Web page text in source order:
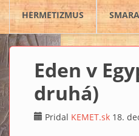
HERMETIZMUS
Eden v
druhá)
Pridal KEMET.sk 18.